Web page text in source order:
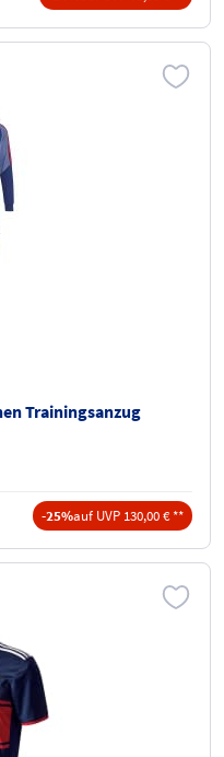
Trainingsanzug
-25%auf UVP 130,00 € **